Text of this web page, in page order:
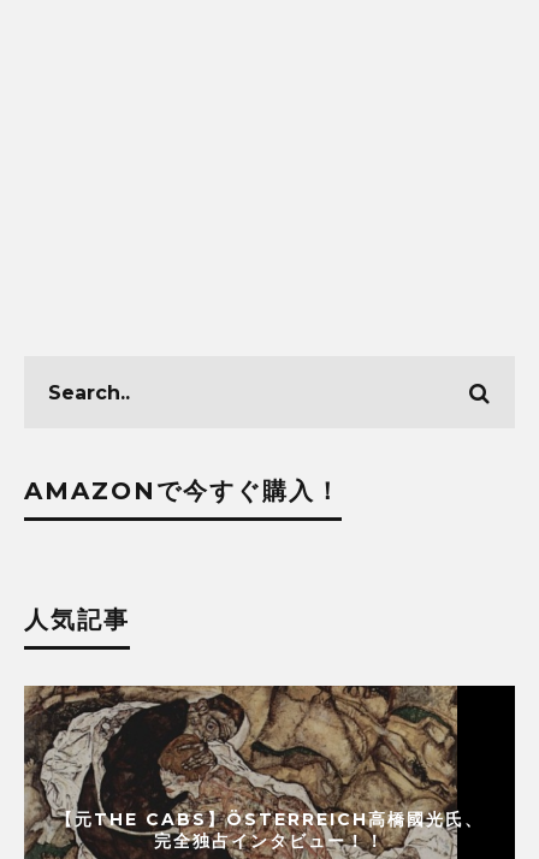
AMAZONで今すぐ購入！
人気記事
【元THE CABS】ÖSTERREICH高橋國光氏、
完全独占インタビュー！！